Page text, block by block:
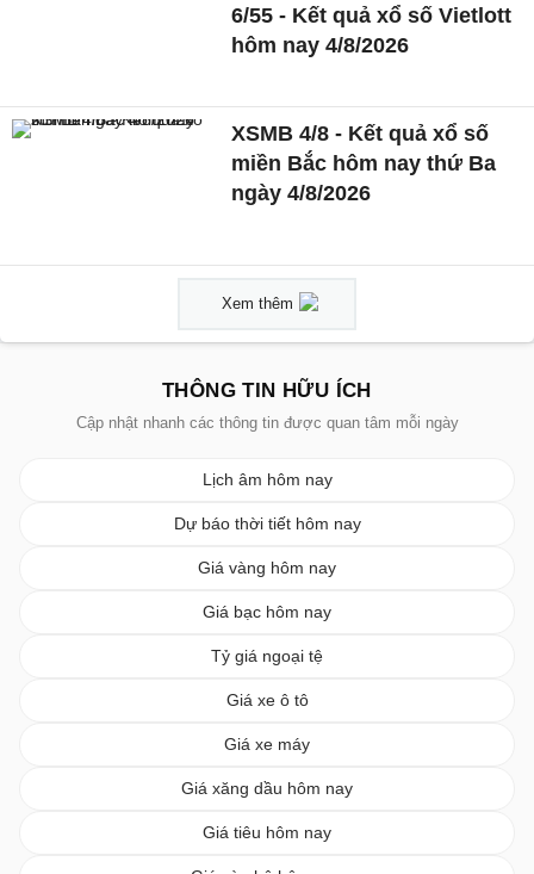
6/55 - Kết quả xổ số Vietlott
hôm nay 4/8/2026
XSMB 4/8 - Kết quả xổ số
miền Bắc hôm nay thứ Ba
ngày 4/8/2026
Xem thêm
THÔNG TIN HỮU ÍCH
Cập nhật nhanh các thông tin được quan tâm mỗi ngày
Lịch âm hôm nay
Dự báo thời tiết hôm nay
Giá vàng hôm nay
Giá bạc hôm nay
Tỷ giá ngoại tệ
Giá xe ô tô
Giá xe máy
Giá xăng dầu hôm nay
Giá tiêu hôm nay